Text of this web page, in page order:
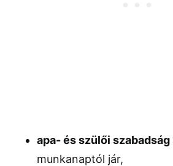
apa- és szülői szabadság
munkanaptól jár,